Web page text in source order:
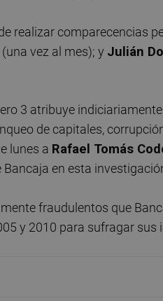
realizar comparecencias
(una vez al mes); y Julián
3 atribuye
de capitales,
lunes a Rafael Tomás
en esta
fraudulentos que
y 2010 para sufragar sus